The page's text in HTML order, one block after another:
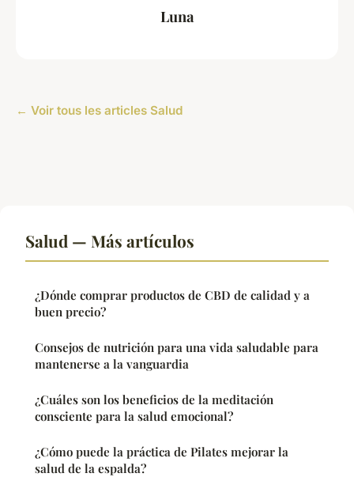
Luna
← Voir tous les articles Salud
Salud — Más artículos
¿Dónde comprar productos de CBD de calidad y a
buen precio?
Consejos de nutrición para una vida saludable para
mantenerse a la vanguardia
¿Cuáles son los beneficios de la meditación
consciente para la salud emocional?
¿Cómo puede la práctica de Pilates mejorar la
salud de la espalda?